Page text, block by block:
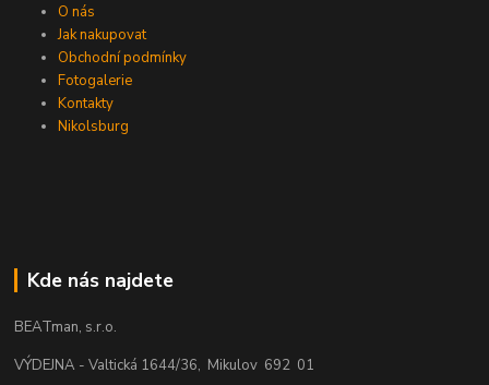
O nás
Jak nakupovat
Obchodní podmínky
Fotogalerie
Kontakty
Nikolsburg
Kde nás najdete
BEATman, s.r.o.
VÝDEJNA - Valtická 1644/36, Mikulov 692 01